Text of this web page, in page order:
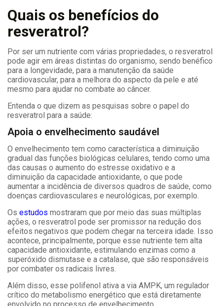
Quais os benefícios do
resveratrol?
Por ser um nutriente com várias propriedades, o resveratrol
pode agir em áreas distintas do organismo, sendo benéfico
para a longevidade, para a manutenção da saúde
cardiovascular, para a melhora do aspecto da pele e até
mesmo para ajudar no combate ao câncer.
Entenda o que dizem as pesquisas sobre o papel do
resveratrol para a saúde:
Apoia o envelhecimento saudável
O envelhecimento tem como característica a diminuição
gradual das funções biológicas celulares, tendo como uma
das causas o aumento do estresse oxidativo e a
diminuição da capacidade antioxidante, o que pode
aumentar a incidência de diversos quadros de saúde, como
doenças cardiovasculares e neurológicas, por exemplo.
Os estudos mostraram que por meio das suas múltiplas
ações, o resveratrol pode ser promissor na redução dos
efeitos negativos que podem chegar na terceira idade. Isso
acontece, principalmente, porque esse nutriente tem alta
capacidade antioxidante, estimulando enzimas como a
superóxido dismutase e a catalase, que são responsáveis
por combater os radicais livres.
Além disso, esse polifenol ativa a via AMPK, um regulador
crítico do metabolismo energético que está diretamente